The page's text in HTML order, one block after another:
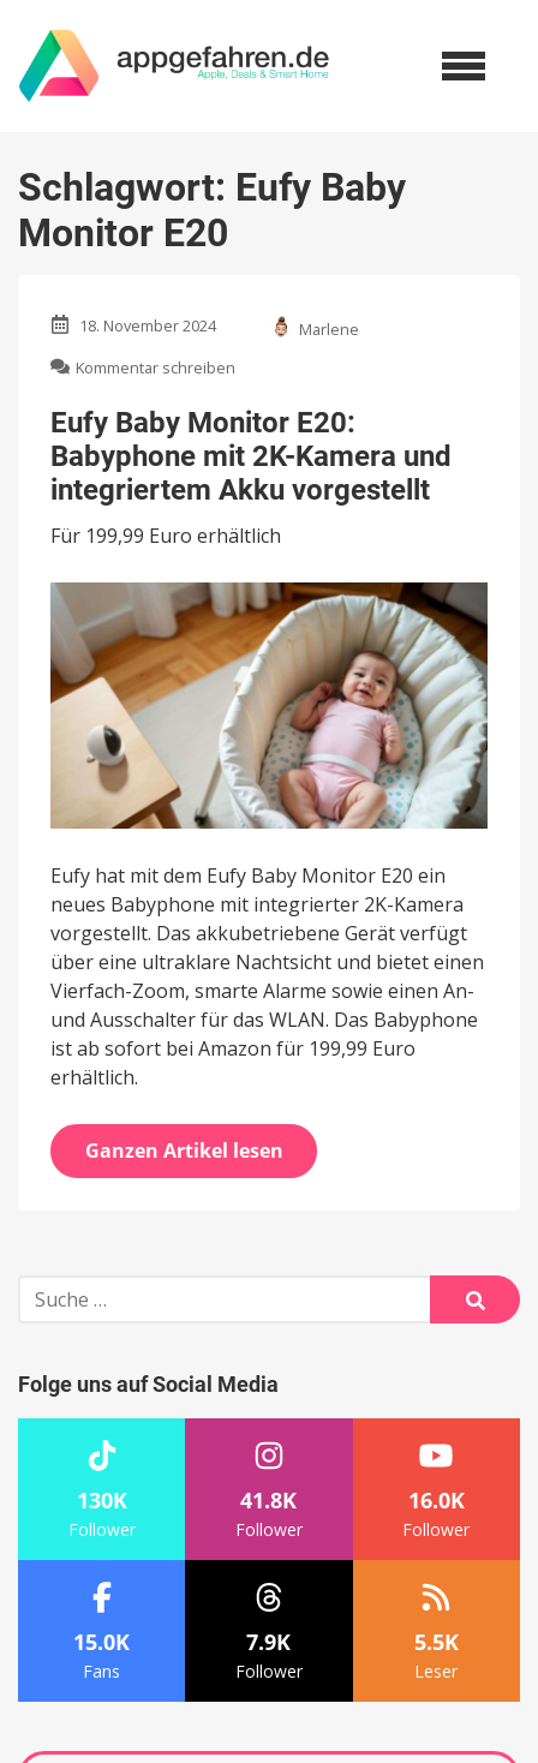
Schlagwort: Eufy Baby
Monitor E20
18. November 2024
Marlene
Kommentar schreiben
Baby
Monitor
E20:
Babyphone
mit
2K-
Kamera
integriertem
Akku
vorgestellt
Eufy Baby Monitor E20:
Babyphone mit 2K-Kamera und
integriertem Akku vorgestellt
Für 199,99 Euro erhältlich
Eufy hat mit dem Eufy Baby Monitor E20 ein
neues Babyphone mit integrierter 2K-Kamera
vorgestellt. Das akkubetriebene Gerät verfügt
über eine ultraklare Nachtsicht und bietet einen
Vierfach-Zoom, smarte Alarme sowie einen An-
und Ausschalter für das WLAN. Das Babyphone
ist ab sofort bei Amazon für 199,99 Euro
erhältlich.
Ganzen Artikel lesen
Suche
nach:
Suche
Folge uns auf Social Media
130K
Follower
41.8K
Follower
16.0K
Follower
15.0K
Fans
7.9K
Follower
5.5K
Leser